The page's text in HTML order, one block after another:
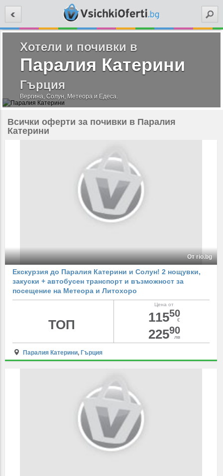
Хотели и почивки в
Паралия Катерини
Гърция
Вергина, Солун, Метеора и Едеса.
Всички оферти за почивки в Паралия
Катерини
От rio.bg
Екскурзия до Паралия Катерини и Солун! 2 нощувки,
закуски + автобусен транспорт и възможност за
посещение на Метеора и Литохоро
Цена от
11550
€
22590
лв
ТОП
Паралия Катерини, Гърция